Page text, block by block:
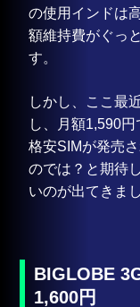
の使用インドは
額維持費がぐっ
す。
しかし、ここ最
し、月額1,590
格安SIMが発売
のでは？と期待
いのが出てきまし
BIGLOBE
1,600円